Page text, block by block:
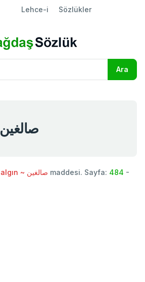
Lehce-i Sözlükler
salgın ~ صالغين
salgın ~ صالغين maddesi. Sayfa: 484 -